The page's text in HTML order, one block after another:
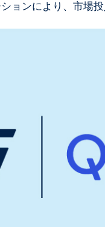
ョンにより、市場